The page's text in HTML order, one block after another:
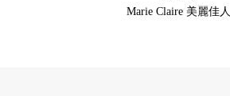
Marie Claire 美麗佳人